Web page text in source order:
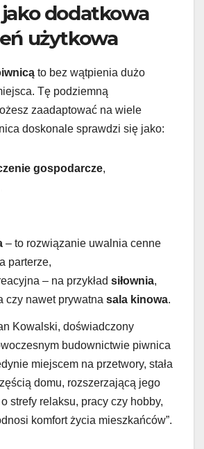
dodatkowa
użytkowa
to bez wątpienia dużo
Tę podziemną
zaadaptować na wiele
doskonale sprawdzi się jako:
gospodarcze,
– to rozwiązanie uwalnia cenne
parterze,
– na przykład siłownia,
czy nawet prywatna sala kinowa.
Kowalski, doświadczony
budownictwie piwnica
miejscem na przetwory, stała
domu, rozszerzającą jego
strefy relaksu, pracy czy hobby,
komfort życia mieszkańców”.